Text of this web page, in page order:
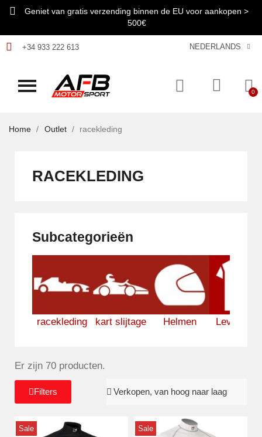
Geniet van gratis verzending binnen de EU voor aankopen >
500€
+34 933 222 613 NEDERLANDS
Home Outlet racekleding
RACEKLEDING
Subcategorieën
racekleding kart slijtage Helmen Levensstijl
Er zijn 70 producten.
Filters
Sale Sale